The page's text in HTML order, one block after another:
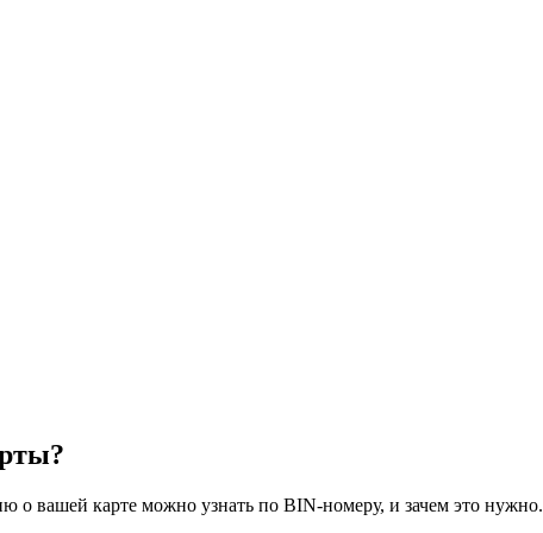
о вашей карте можно узнать по BIN-номеру, и зачем это нужно.